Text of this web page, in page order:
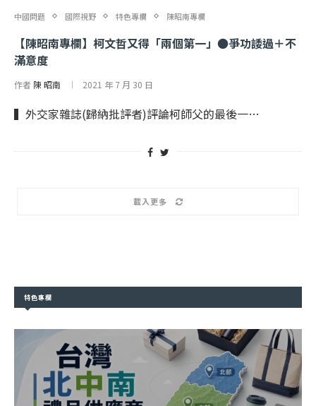
中國問題 國際視野 特色專欄 陳昭南專欄
【陳昭南專欄】柯文哲又得「兩個第一」●爭功諉過＋不
滿意度
作者 陳 昭南 2021 年 7 月 30 日
▍外交家雜誌(歸納批評者)評論柯師父的最後一…
載入更多
特色專欄